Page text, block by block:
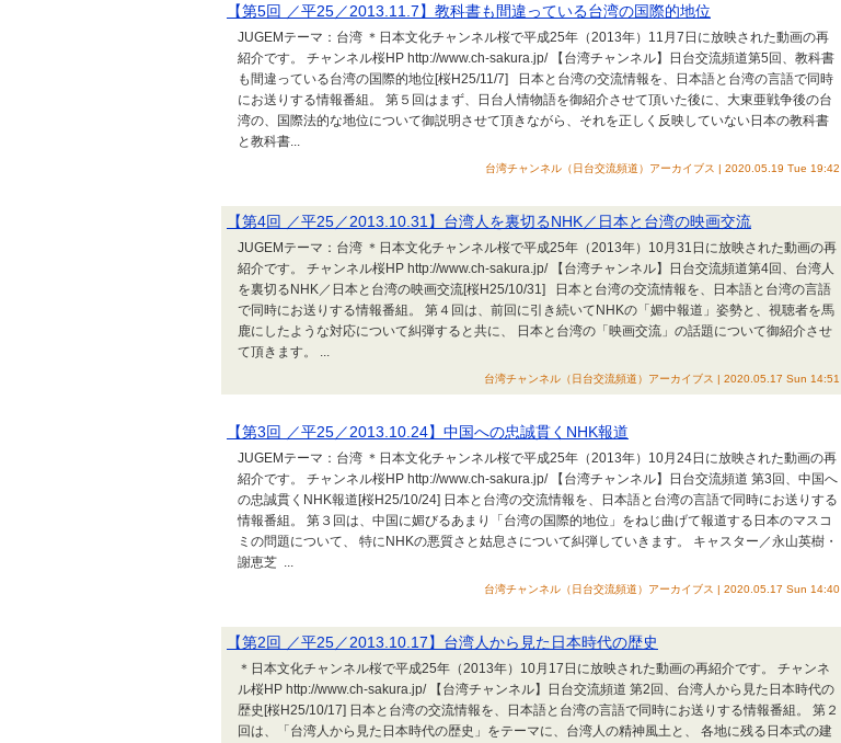
【第5回 ／平25／2013.11.7】教科書も間違っている台湾の国際的地位
JUGEMテーマ：台湾 ＊日本文化チャンネル桜で平成25年（2013年）11月7日に放映された動画の再
紹介です。 チャンネル桜HP http://www.ch-sakura.jp/ 【台湾チャンネル】日台交流頻道第5回、教科書
も間違っている台湾の国際的地位[桜H25/11/7] 日本と台湾の交流情報を、日本語と台湾の言語で同時
にお送りする情報番組。 第５回はまず、日台人情物語を御紹介させて頂いた後に、大東亜戦争後の台
湾の、国際法的な地位について御説明させて頂きながら、それを正しく反映していない日本の教科書
と教科書...
台湾チャンネル（日台交流頻道）アーカイブス | 2020.05.19 Tue 19:42
【第4回 ／平25／2013.10.31】台湾人を裏切るNHK／日本と台湾の映画交流
JUGEMテーマ：台湾 ＊日本文化チャンネル桜で平成25年（2013年）10月31日に放映された動画の再
紹介です。 チャンネル桜HP http://www.ch-sakura.jp/ 【台湾チャンネル】日台交流頻道第4回、台湾人
を裏切るNHK／日本と台湾の映画交流[桜H25/10/31] 日本と台湾の交流情報を、日本語と台湾の言語
で同時にお送りする情報番組。 第４回は、前回に引き続いてNHKの「媚中報道」姿勢と、視聴者を馬
鹿にしたような対応について糾弾すると共に、 日本と台湾の「映画交流」の話題について御紹介させ
て頂きます。 ...
台湾チャンネル（日台交流頻道）アーカイブス | 2020.05.17 Sun 14:51
【第3回 ／平25／2013.10.24】中国への忠誠貫くNHK報道
JUGEMテーマ：台湾 ＊日本文化チャンネル桜で平成25年（2013年）10月24日に放映された動画の再
紹介です。 チャンネル桜HP http://www.ch-sakura.jp/ 【台湾チャンネル】日台交流頻道 第3回、中国へ
の忠誠貫くNHK報道[桜H25/10/24] 日本と台湾の交流情報を、日本語と台湾の言語で同時にお送りする
情報番組。 第３回は、中国に媚びるあまり「台湾の国際的地位」をねじ曲げて報道する日本のマスコ
ミの問題について、 特にNHKの悪質さと姑息さについて糾弾していきます。 キャスター／永山英樹・
謝恵芝 ...
台湾チャンネル（日台交流頻道）アーカイブス | 2020.05.17 Sun 14:40
【第2回 ／平25／2013.10.17】台湾人から見た日本時代の歴史
＊日本文化チャンネル桜で平成25年（2013年）10月17日に放映された動画の再紹介です。 チャンネ
ル桜HP http://www.ch-sakura.jp/ 【台湾チャンネル】日台交流頻道 第2回、台湾人から見た日本時代の
歴史[桜H25/10/17] 日本と台湾の交流情報を、日本語と台湾の言語で同時にお送りする情報番組。 第２
回は、「台湾人から見た日本時代の歴史」をテーマに、台湾人の精神風土と、 各地に残る日本式の建